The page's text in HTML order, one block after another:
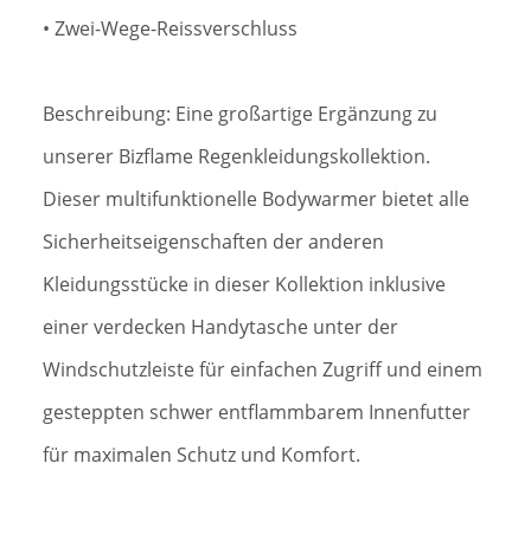
• Zwei-Wege-Reissverschluss
Beschreibung: Eine großartige Ergänzung zu
unserer Bizflame Regenkleidungskollektion.
Dieser multifunktionelle Bodywarmer bietet alle
Sicherheitseigenschaften der anderen
Kleidungsstücke in dieser Kollektion inklusive
einer verdecken Handytasche unter der
Windschutzleiste für einfachen Zugriff und einem
gesteppten schwer entflammbarem Innenfutter
für maximalen Schutz und Komfort.